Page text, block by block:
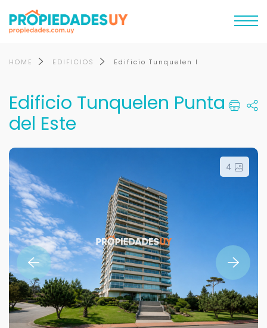
HOME EDIFICIOS Edificio Tunquelen l
Edificio Tunquelen Punta
del Este
4